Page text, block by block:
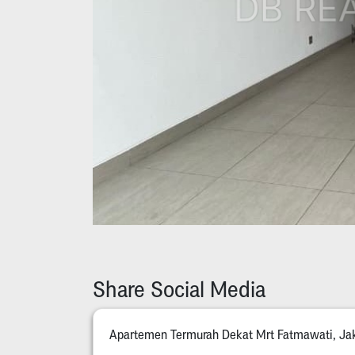
Share Social Media
Apartemen Termurah Dekat Mrt Fatmawati,